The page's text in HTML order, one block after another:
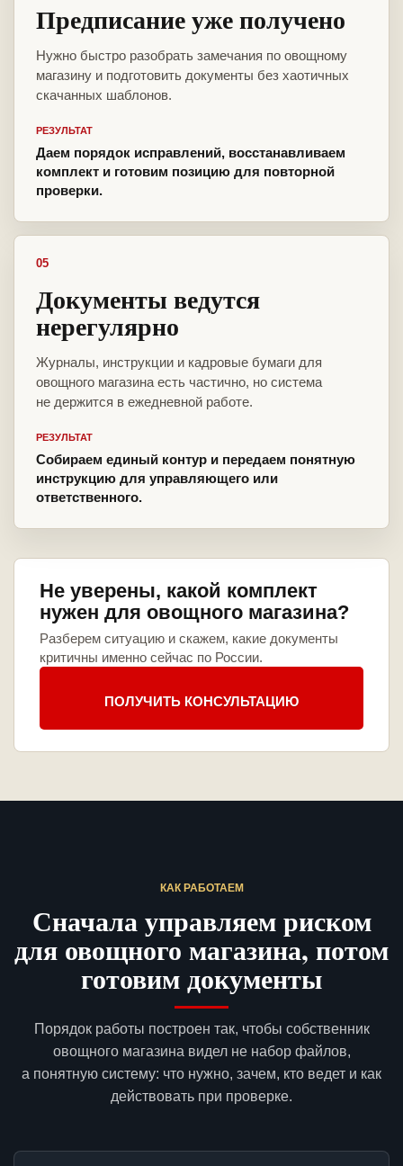
Предписание уже получено
Нужно быстро разобрать замечания по овощному
магазину и подготовить документы без хаотичных
скачанных шаблонов.
РЕЗУЛЬТАТ
Даем порядок исправлений, восстанавливаем
комплект и готовим позицию для повторной
проверки.
05
Документы ведутся
нерегулярно
Журналы, инструкции и кадровые бумаги для
овощного магазина есть частично, но система
не держится в ежедневной работе.
РЕЗУЛЬТАТ
Собираем единый контур и передаем понятную
инструкцию для управляющего или
ответственного.
Не уверены, какой комплект
нужен для овощного магазина?
Разберем ситуацию и скажем, какие документы
критичны именно сейчас по России.
ПОЛУЧИТЬ КОНСУЛЬТАЦИЮ
КАК РАБОТАЕМ
Сначала управляем риском
для овощного магазина, потом
готовим документы
Порядок работы построен так, чтобы собственник
овощного магазина видел не набор файлов,
а понятную систему: что нужно, зачем, кто ведет и как
действовать при проверке.